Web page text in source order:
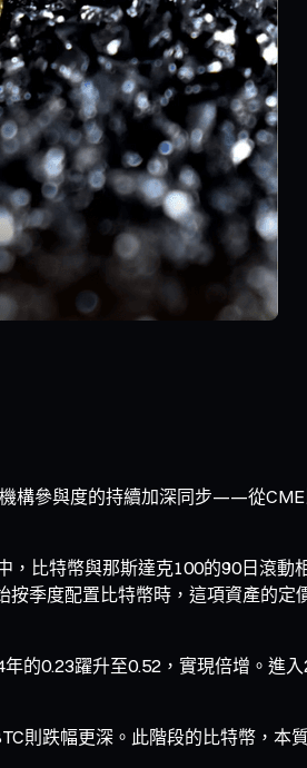
構參與度的持續加深同步——從
比特幣與那斯達克100的90日滾動
季度配置比特幣時，這項資產的定
的0.23躍升至0.52，實現倍增。進
跌幅更深。此階段的比特幣，本